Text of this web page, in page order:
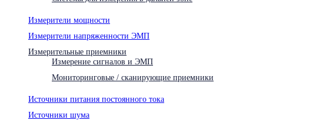
Измерители мощности
Измерители напряженности ЭМП
Измерительные приемники
Измерение сигналов и ЭМП
Мониторинговые / сканирующие приемники
Источники питания постоянного тока
Источники шума